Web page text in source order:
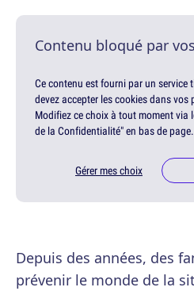
Contenu bloqué par
Ce contenu est fourni par un service
devez accepter les cookies dans
Modifiez ce choix à tout moment via
de la Confidentialité" en bas de page.
Gérer mes choix
Depuis des années, des
prévenir le monde de la